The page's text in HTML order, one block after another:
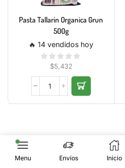
Pasta Tallarin Organica Grun
500g
🔥 14 vendidos hoy
$5,432
Menu Envíos Inicio